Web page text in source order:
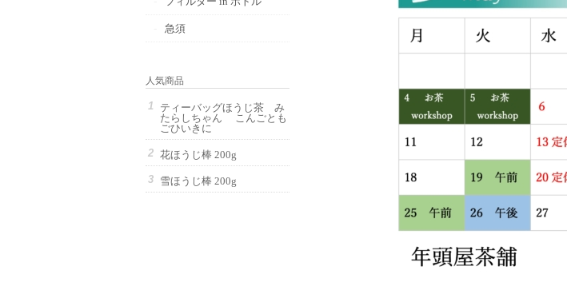
急須
人気商品
ティーバッグほうじ茶 み
たらしちゃん こんごとも
ごひいきに
花ほうじ棒 200g
雪ほうじ棒 200g